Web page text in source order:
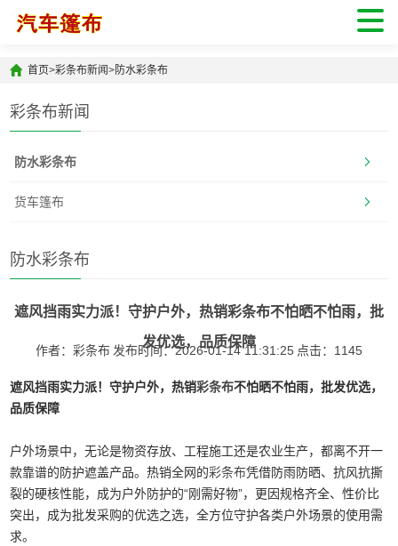
首页>彩条布新闻>防水彩条布
彩条布新闻
防水彩条布
货车篷布
防水彩条布
遮风挡雨实力派！守护户外，热销彩条布不怕晒不怕雨，批
发优选，品质保障
作者：彩条布 发布时间：2026-01-14 11:31:25 点击： 1145
遮风挡雨实力派！守护户外，热销彩条布不怕晒不怕雨，批发优选，
品质保障
户外场景中，无论是物资存放、工程施工还是农业生产，都离不开一
款靠谱的防护遮盖产品。热销全网的彩条布凭借防雨防晒、抗风抗撕
裂的硬核性能，成为户外防护的“刚需好物”，更因规格齐全、性价比
突出，成为批发采购的优选之选，全方位守护各类户外场景的使用需
求。